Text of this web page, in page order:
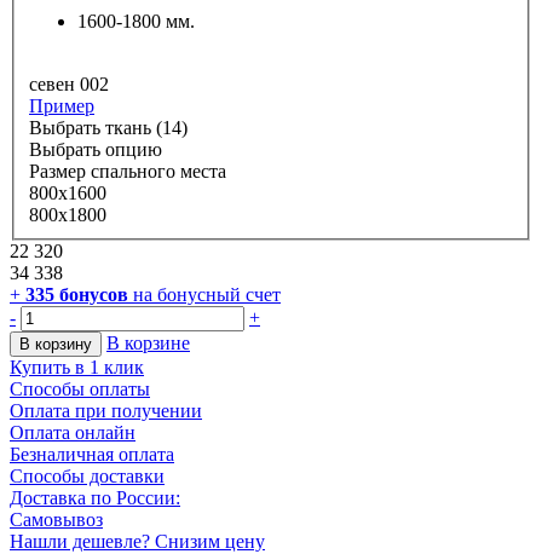
1600-1800 мм.
севен 002
Пример
Выбрать ткань (14)
Выбрать опцию
Размер спального места
800х1600
800х1800
22 320
34 338
+ 335 бонусов на бонусный счет
-
+
В корзину
В корзине
Купить в 1 клик
Способы оплаты
Оплата при получении
Оплата онлайн
Безналичная оплата
Способы доставки
Доставка по России:
Самовывоз
Нашли дешевле? Снизим цену